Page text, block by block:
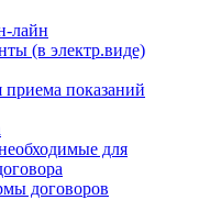
лайн
(в электр.виде)
показаний
для
договоров